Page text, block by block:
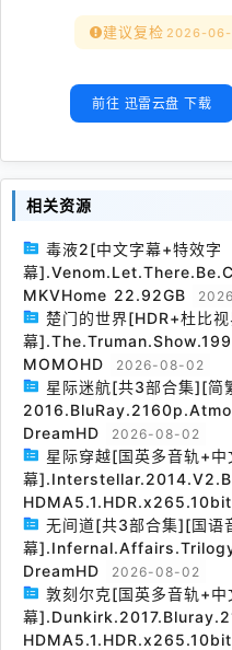
建议复检 2026-06-
前往 迅雷云盘 下载
相关资源
毒液2[中文字幕+特效字
幕
MKVHome 22.92GB
楚门的世界[HDR+杜比
幕
MOMOHD
2026-08-02
星际迷航[共3部合集][
DreamHD
2026-08-02
星际穿越[国英多音轨+中
幕
无间道[共3部合集][国语
幕
DreamHD
2026-08-02
敦刻尔克[国英多音轨+中
幕